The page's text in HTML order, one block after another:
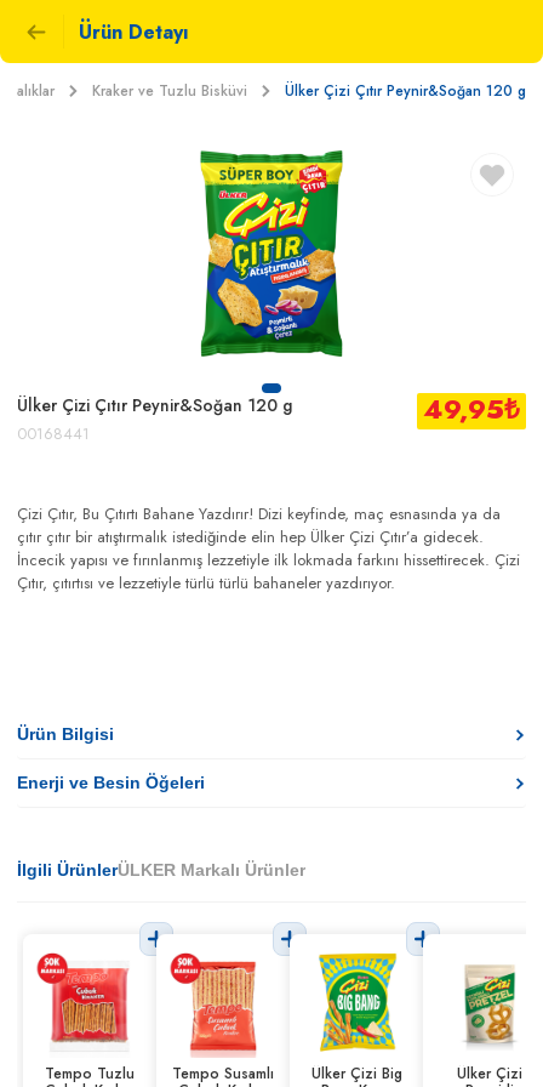
Ürün Detayı
Kraker ve Tuzlu Bisküvi Ülker Çizi Çıtır Peynir&Soğan 120 g
Ülker Çizi Çıtır Peynir&Soğan 120 g
00168441
49,95₺
Çizi Çıtır, Bu Çıtırtı Bahane Yazdırır! Dizi keyfinde, maç esnasında ya da
çıtır çıtır bir atıştırmalık istediğinde elin hep Ülker Çizi Çıtır’a gidecek.
İncecik yapısı ve fırınlanmış lezzetiyle ilk lokmada farkını hissettirecek. Çizi
Çıtır, çıtırtısı ve lezzetiyle türlü türlü bahaneler yazdırıyor.
Ürün Bilgisi
Enerji ve Besin Öğeleri
İlgili ÜrünlerÜLKER Markalı Ürünler
Tempo Tuzlu Tempo Susamlı Ülker Çizi Big Ülker Çizi